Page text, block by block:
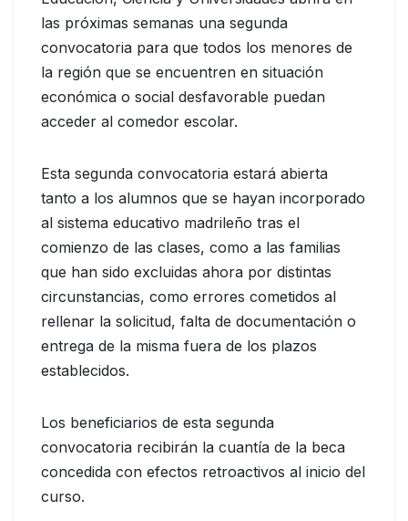
las próximas semanas una segunda
convocatoria para que todos los menores de
la región que se encuentren en situación
económica o social desfavorable puedan
acceder al comedor escolar.
Esta segunda convocatoria estará abierta
tanto a los alumnos que se hayan incorporado
al sistema educativo madrileño tras el
comienzo de las clases, como a las familias
que han sido excluidas ahora por distintas
circunstancias, como errores cometidos al
rellenar la solicitud, falta de documentación o
entrega de la misma fuera de los plazos
establecidos.
Los beneficiarios de esta segunda
convocatoria recibirán la cuantía de la beca
concedida con efectos retroactivos al inicio del
curso.